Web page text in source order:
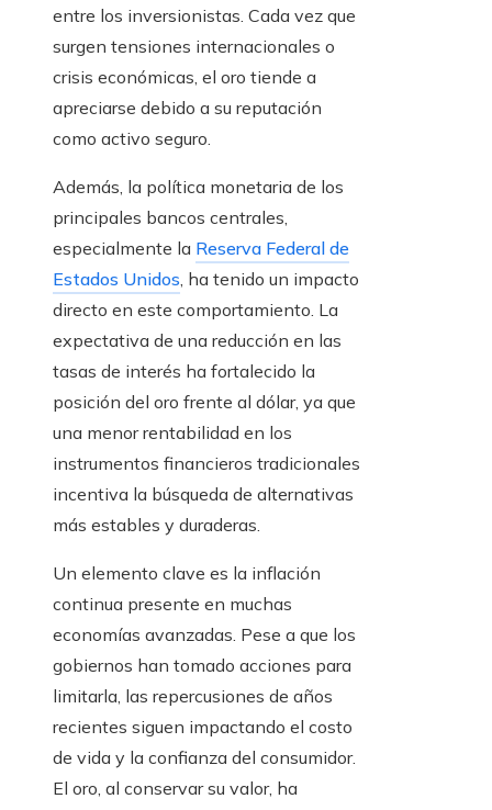
entre los inversionistas. Cada vez que
surgen tensiones internacionales o
crisis económicas, el oro tiende a
apreciarse debido a su reputación
como activo seguro.
Además, la política monetaria de los
principales bancos centrales,
especialmente la Reserva Federal de
Estados Unidos, ha tenido un impacto
directo en este comportamiento. La
expectativa de una reducción en las
tasas de interés ha fortalecido la
posición del oro frente al dólar, ya que
una menor rentabilidad en los
instrumentos financieros tradicionales
incentiva la búsqueda de alternativas
más estables y duraderas.
Un elemento clave es la inflación
continua presente en muchas
economías avanzadas. Pese a que los
gobiernos han tomado acciones para
limitarla, las repercusiones de años
recientes siguen impactando el costo
de vida y la confianza del consumidor.
El oro, al conservar su valor, ha